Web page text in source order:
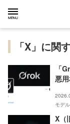
「X」に関
「
悪
モデ
X（